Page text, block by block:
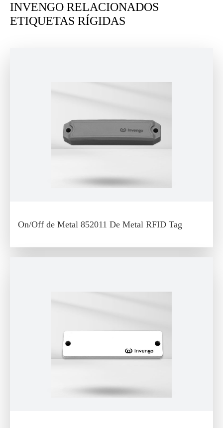
INVENGO RELACIONADOS
ETIQUETAS RÍGIDAS
On/Off de Metal 852011 De Metal RFID Tag